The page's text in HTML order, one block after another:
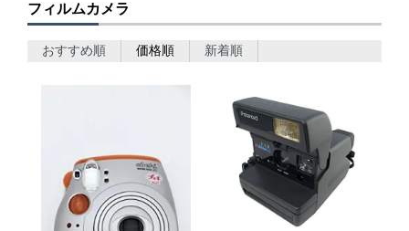
フィルムカメラ
おすすめ順 価格順 新着順